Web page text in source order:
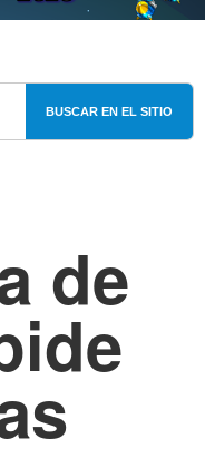
BUSCAR EN EL SITIO
de